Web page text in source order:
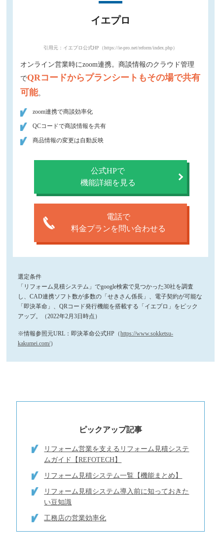
イエプロ
引用元：イエプロ公式HP（https://ie-pro.net/reform/index.php）
オンライン営業時にzoom連携。商談情報のクラウド管理
でQRコードからプランシートもその場で共有
可能。
zoom連携で商談効率化
QCコードで商談情報を共有
商品情報の変更は自動反映
公式HPで
機能詳細を見る
電話で
料金プランを問い合わせる
選定条件
「リフォーム見積システム」でgoogle検索で見つかった30社を調査
し、CAD連携ソフト数が多数の「せきさん係長」、電子契約が可能な
「即決革命」、QRコード発行機能を搭載する「イエプロ」をピック
アップ。（2022年2月3日時点）
※情報参照元URL：即決革命公式HP（https://www.sokketsu-
kakumei.com/）
ピックアップ記事
リフォーム営業を支えるリフォーム見積システ
ムガイド【REFOTECH】
リフォーム見積システム一覧【機能まとめ】
リフォーム見積システム導入前に知っておきた
い豆知識
工務店の営業効率化